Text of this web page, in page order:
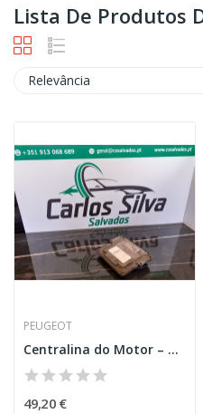
Lista De Produtos
Relevância
PEUGEOT
Centralina do Motor – PEUGEOT 206 (2A/C)
49,20 €